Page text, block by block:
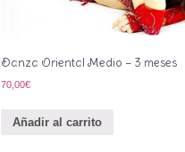
Danza Oriental Medio – 3 meses
70,00€
Añadir al carrito